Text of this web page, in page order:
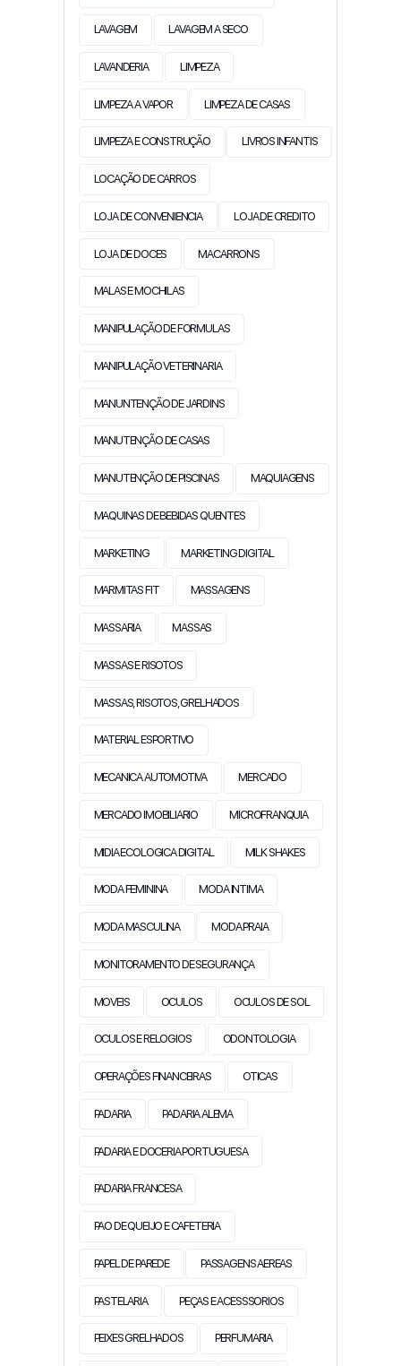
LAVAGEM LAVAGEM A SECO
LAVANDERIA LIMPEZA
LIMPEZA A VAPOR LIMPEZA DE CASAS
LIMPEZA E CONSTRUÇÃO LIVROS INFANTIS
LOCAÇÃO DE CARROS
LOJA DE CONVENIENCIA LOJA DE CREDITO
LOJA DE DOCES MACARRONS
MALAS E MOCHILAS
MANIPULAÇÃO DE FORMULAS
MANIPULAÇÃO VETERINARIA
MANUNTENÇÃO DE JARDINS
MANUTENÇÃO DE CASAS
MANUTENÇÃO DE PISCINAS MAQUIAGENS
MAQUINAS DE BEBIDAS QUENTES
MARKETING MARKETING DIGITAL
MARMITAS FIT MASSAGENS
MASSARIA MASSAS
MASSAS E RISOTOS
MASSAS, RISOTOS, GRELHADOS
MATERIAL ESPORTIVO
MECANICA AUTOMOTIVA MERCADO
MERCADO IMOBILIARIO MICROFRANQUIA
MIDIA ECOLOGICA DIGITAL MILK SHAKES
MODA FEMININA MODA INTIMA
MODA MASCULINA MODA PRAIA
MONITORAMENTO DE SEGURANÇA
MOVEIS OCULOS OCULOS DE SOL
OCULOS E RELOGIOS ODONTOLOGIA
OPERAÇÕES FINANCEIRAS OTICAS
PADARIA PADARIA ALEMA
PADARIA E DOCERIA PORTUGUESA
PADARIA FRANCESA
PAO DE QUEIJO E CAFETERIA
PAPEL DE PAREDE PASSAGENS AEREAS
PASTELARIA PEÇAS E ACESSSORIOS
PEIXES GRELHADOS PERFUMARIA